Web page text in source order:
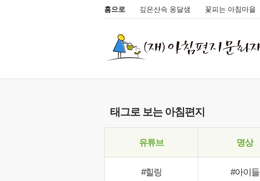
홈으로 깊은산속 옹달샘 꽃피는 아침마을
태그로 보는 아침편지
유튜브 명상
#힐링 #아이들